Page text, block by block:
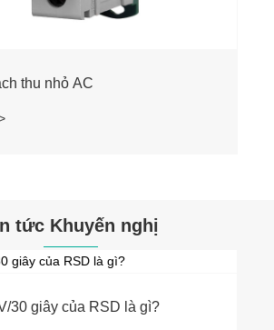
thu nhỏ AC
tức Khuyến nghị
30 giây của RSD là gì?